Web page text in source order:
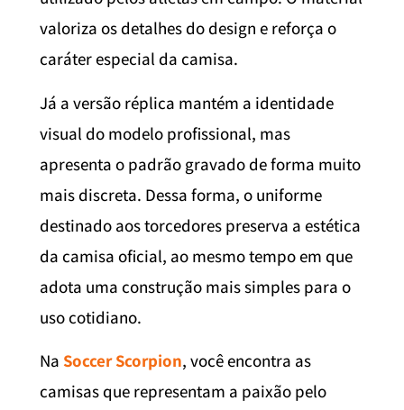
valoriza os detalhes do design e reforça o
caráter especial da camisa.
Já a versão réplica mantém a identidade
visual do modelo profissional, mas
apresenta o padrão gravado de forma muito
mais discreta. Dessa forma, o uniforme
destinado aos torcedores preserva a estética
da camisa oficial, ao mesmo tempo em que
adota uma construção mais simples para o
uso cotidiano.
Na Soccer Scorpion, você encontra as
camisas que representam a paixão pelo